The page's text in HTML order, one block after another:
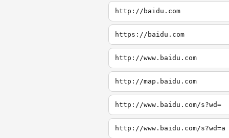
http://baidu.com
https://baidu.com
http://www.baidu.com
http://map.baidu.com
http://www.baidu.com/s?wd=
http://www.baidu.com/s?wd=a